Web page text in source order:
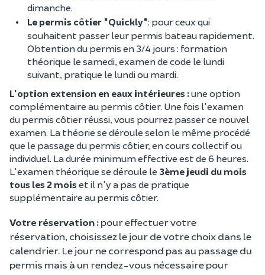
dimanche.
Le permis côtier "Quickly": pour ceux qui
souhaitent passer leur permis bateau rapidement.
Obtention du permis en 3/4 jours : formation
théorique le samedi, examen de code le lundi
suivant, pratique le lundi ou mardi.
L'option extension en eaux intérieures :une option
complémentaire au permis côtier. Une fois l'examen
du permis côtier réussi, vous pourrez passer ce nouvel
examen. La théorie se déroule selon le même procédé
que le passage du permis côtier, en cours collectif ou
individuel. La durée minimum effective est de 6 heures.
L'examen théorique se déroule le 3ème jeudi du mois
tous les 2 moiset il n'y a pas de pratique
supplémentaire au permis côtier.
Votre réservation :pour effectuer votre
réservation, choisissez le jour de votre choix dans le
calendrier. Le jour ne correspond pas au passage du
permis mais à un rendez-vous nécessaire pour